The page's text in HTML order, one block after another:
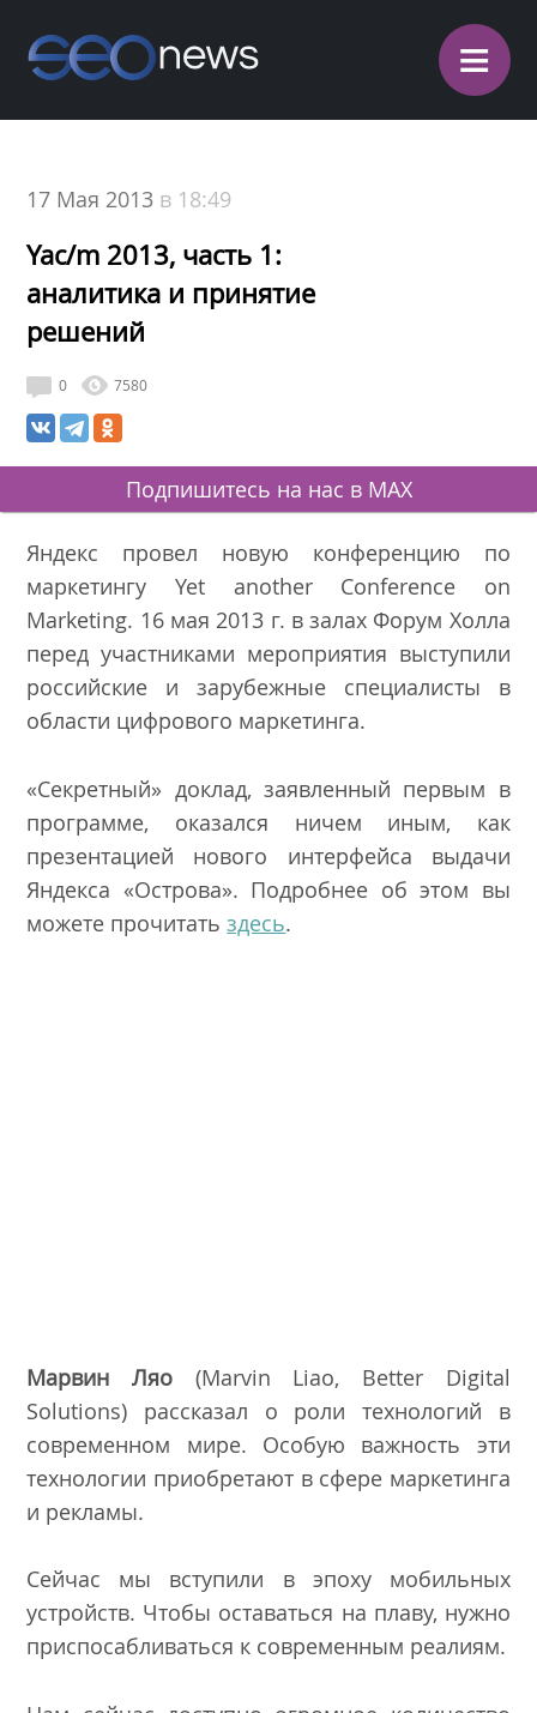
≡
17 Мая 2013 в 18:49
Yac/m 2013, часть 1:
аналитика и принятие
решений
0 7580
Подпишитесь на нас в MAX
Яндекс провел новую конференцию по
маркетингу Yet another Conference on
Marketing. 16 мая 2013 г. в залах Форум Холла
перед участниками мероприятия выступили
российские и зарубежные специалисты в
области цифрового маркетинга.
«Секретный» доклад, заявленный первым в
программе, оказался ничем иным, как
презентацией нового интерфейса выдачи
Яндекса «Острова». Подробнее об этом вы
можете прочитатьздесь.
Марвин Ляо (Marvin Liao, Better Digital
Solutions) рассказал о роли технологий в
современном мире. Особую важность эти
технологии приобретают в сфере маркетинга
и рекламы.
Сейчас мы вступили в эпоху мобильных
устройств. Чтобы оставаться на плаву, нужно
приспосабливаться к современным реалиям.